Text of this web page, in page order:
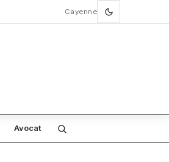
Cayenne
Avocat